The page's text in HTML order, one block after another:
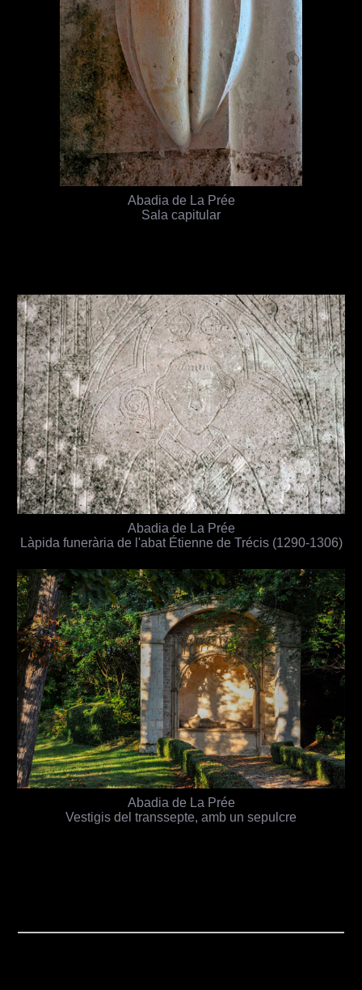
Abadia de La Prée
Sala capitular
Abadia de La Prée
Làpida funerària de l'abat Étienne de Trécis (1290-1306)
Abadia de La Prée
Vestigis del transsepte, amb un sepulcre